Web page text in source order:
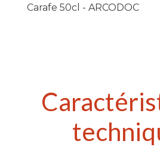
Carafe 50cl - ARCODOC